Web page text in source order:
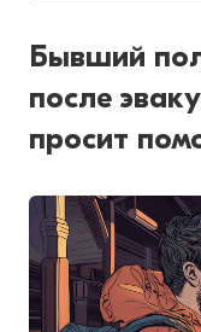
Бывший
после
просит